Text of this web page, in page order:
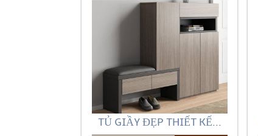
TỦ GIẦY ĐẸP THIẾT KẾ...